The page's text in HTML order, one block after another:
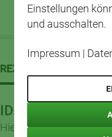
REZEPTWELT
IDEEN ZUM
Hier treffen frische
Einstellungen
und ausschalten.
Impressum |